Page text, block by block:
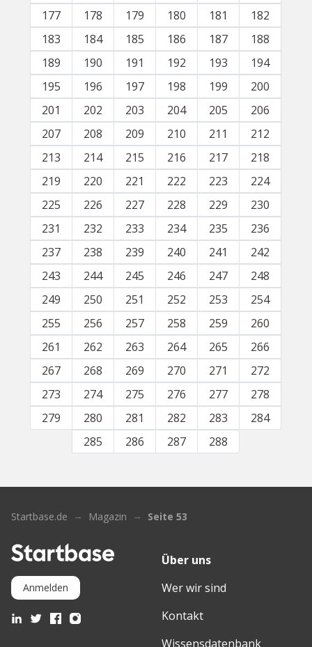
177
178 179 180 181
182
183
184 185 186 187
188
189
190 191 192 193
194
195
196 197 198 199
200
201
202 203 204 205
206
207
208 209 210 211
212
213
214 215 216 217
218
219
220 221 222 223
224
225
226 227 228 229
230
231
232 233 234 235
236
237
238 239 240 241
242
243
244 245 246 247
248
249
250 251 252 253
254
255
256 257 258 259
260
261
262 263 264 265
266
267
268 269 270 271
272
273
274 275 276 277
278
279
280 281 282 283
284
285
286 287 288
Startbase.de Magazin Seite 53
Anmelden
Über uns
Wer wir sind
Kontakt
Wissensdatenbank